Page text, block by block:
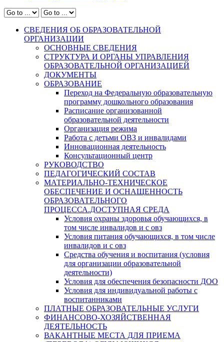
СВЕДЕНИЯ ОБ ОБРАЗОВАТЕЛЬНОЙ
ОРГАНИЗАЦИИ
ОСНОВНЫЕ СВЕДЕНИЯ
СТРУКТУРА И ОРГАНЫ УПРАВЛЕНИЯ
ОБРАЗОВАТЕЛЬНОЙ ОРГАНИЗАЦИЕЙ
ДОКУМЕНТЫ
ОБРАЗОВАНИЕ
Переход на Федеральную образовательную
программу дошкольного образования
Расписание организованной
образовательной деятельности
Организация режима
Работа с детьми ОВЗ и инвалидами
Инновационная деятельность
Консультационный центр
РУКОВОДСТВО
ПЕДАГОГИЧЕСКИЙ СОСТАВ
МАТЕРИАЛЬНО-ТЕХНИЧЕСКОЕ
ОБЕСПЕЧЕНИЕ И ОСНАЩЕННОСТЬ
ОБРАЗОВАТЕЛЬНОГО
ПРОЦЕССА.ДОСТУПНАЯ СРЕДА
Условия охраны здоровья обучающихся, в
том числе инвалидов и с овз
Условия питания обучающихся, в том числе
инвалидов и с овз
Средства обучения и воспитания (условия
для организации образовательной
деятельности)
Условия для обеспечения безопасности ДОО
Условия для индивидуальной работы с
воспитанниками
ПЛАТНЫЕ ОБРАЗОВАТЕЛЬНЫЕ УСЛУГИ
ФИНАНСОВО-ХОЗЯЙСТВЕННАЯ
ДЕЯТЕЛЬНОСТЬ
ВАКАНТНЫЕ МЕСТА ДЛЯ ПРИЕМА